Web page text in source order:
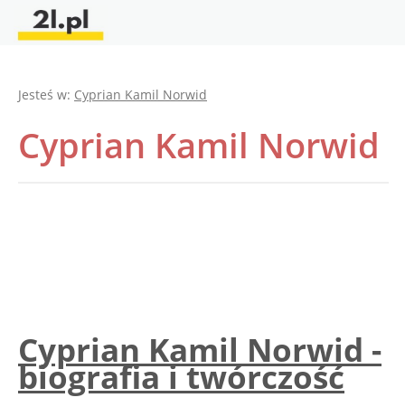
Jesteś w: Cyprian Kamil Norwid
Cyprian Kamil Norwid
Cyprian Kamil Norwid -
biografia i twórczość